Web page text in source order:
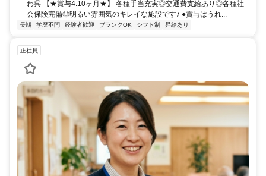
わ呉 【★賞与4.10ヶ月★】 各種手当充実◎交通費支給あり◎各種社
会保険完備◎明るい雰囲気のキレイな施設です♪ ●賞与はうれ...
長期 学歴不問 経験者歓迎 ブランクOK シフト制 昇給あり
正社員